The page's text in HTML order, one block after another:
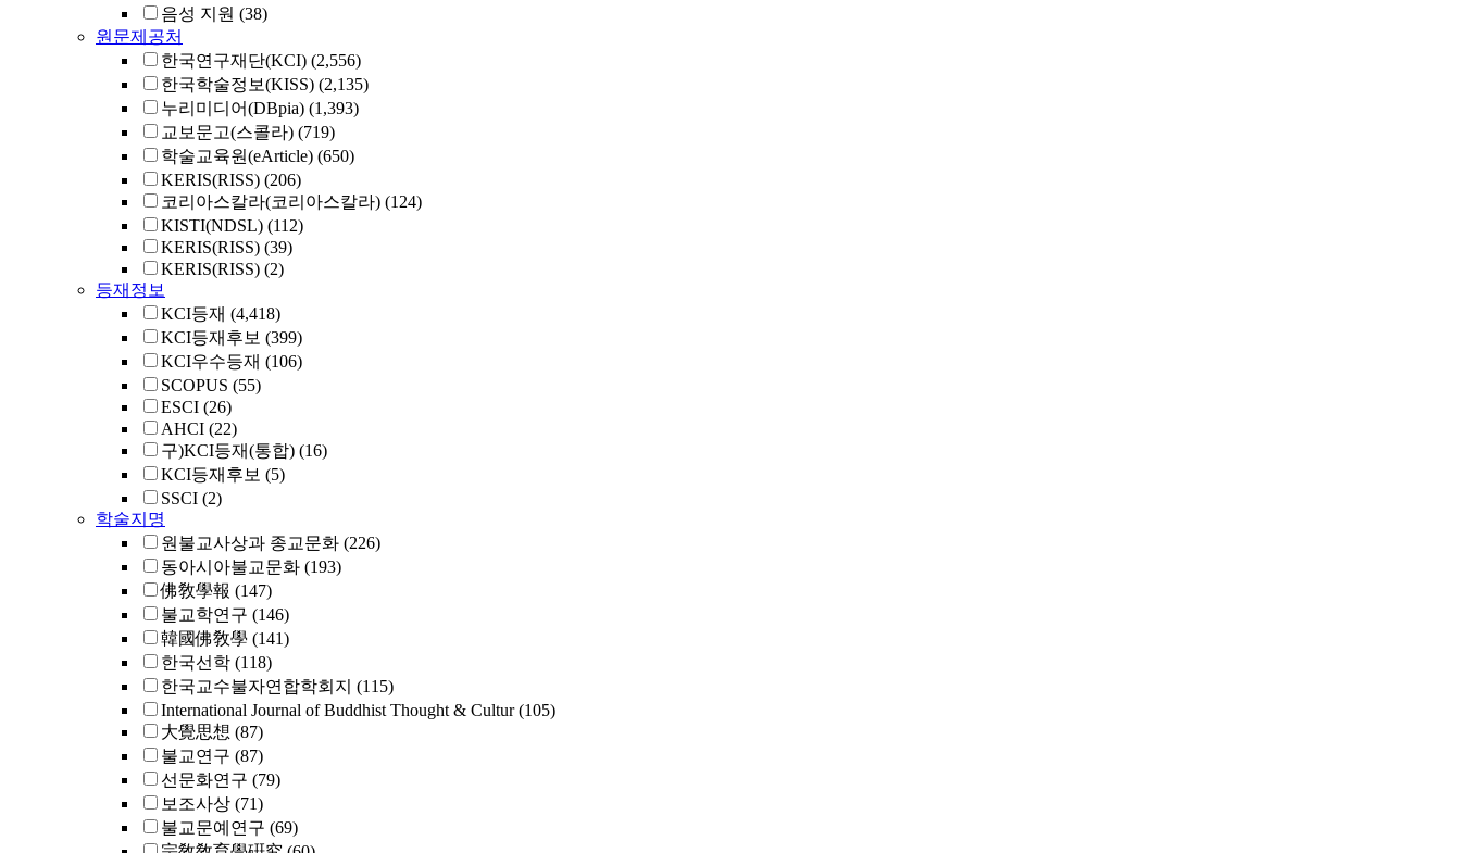
음성 지원 (38)
원문제공처
한국연구재단(KCI) (2,556)
한국학술정보(KISS) (2,135)
누리미디어(DBpia) (1,393)
교보문고(스콜라) (719)
학술교육원(eArticle) (650)
KERIS(RISS) (206)
코리아스칼라(코리아스칼라) (124)
KISTI(NDSL) (112)
KERIS(RISS) (39)
KERIS(RISS) (2)
등재정보
KCI등재 (4,418)
KCI등재후보 (399)
KCI우수등재 (106)
SCOPUS (55)
ESCI (26)
AHCI (22)
구)KCI등재(통합) (16)
KCI등재후보 (5)
SSCI (2)
학술지명
원불교사상과 종교문화 (226)
동아시아불교문화 (193)
佛敎學報 (147)
불교학연구 (146)
韓國佛敎學 (141)
한국선학 (118)
한국교수불자연합학회지 (115)
International Journal of Buddhist Thought & Cultur (105)
大覺思想 (87)
불교연구 (87)
선문화연구 (79)
보조사상 (71)
불교문예연구 (69)